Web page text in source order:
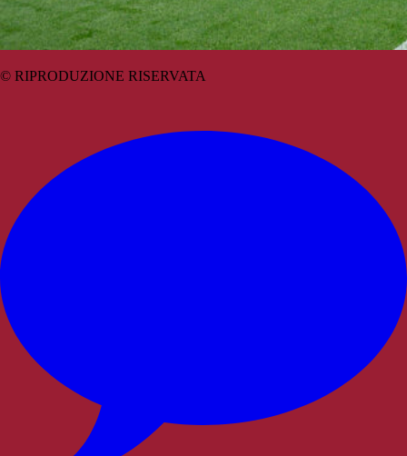
© RIPRODUZIONE RISERVATA